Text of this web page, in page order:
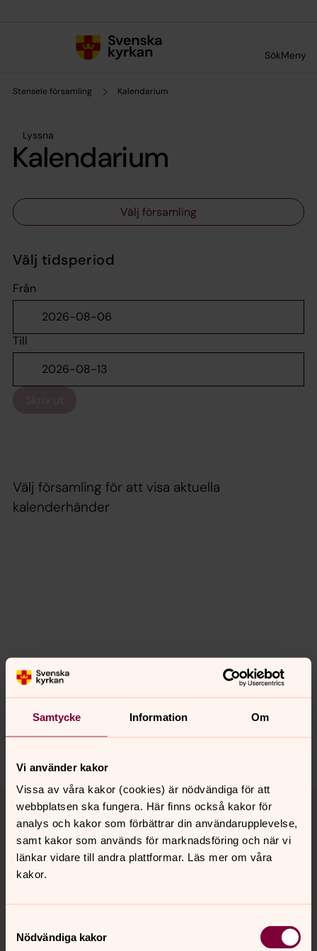
Samtycke Information Om
Vi använder kakor
Vissa av våra kakor (cookies) är nödvändiga för att
webbplatsen ska fungera. Här finns också kakor för
analys och kakor som förbättrar din användarupplevelse,
samt kakor som används för marknadsföring och när vi
länkar vidare till andra plattformar. Läs mer om våra
kakor.
Nödvändiga kakor
SökMeny
Stensele församling Kalendarium
Lyssna
Kalendarium
Välj församling
Välj tidsperiod
Från
Till
Välj församling för att visa aktuella
kalenderhänder
Senast ändrad 22 september 2021
Synpunkter eller frågor på sidans
innehåll?
stensele.forsamling@svenskakyrkan.se
Tillbaka till toppen
Tillbaka till innehållet
Kontakt